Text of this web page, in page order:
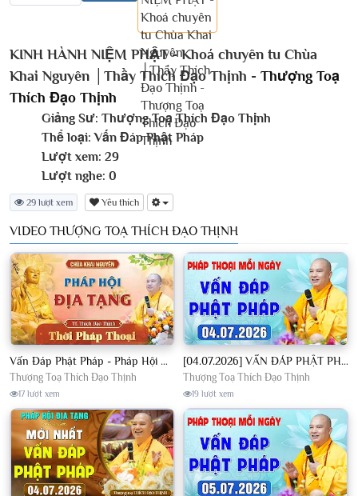
KINH HÀNH NIỆM PHẬT - Khoá chuyên tu Chùa
Khai Nguyên │Thầy Thích Đạo Thịnh - Thượng Toạ
Thích Đạo Thịnh
Giảng Sư: Thượng Toạ Thích Đạo Thịnh
Thể loại: Vấn Đáp Phật Pháp
Lượt xem: 29
Lượt nghe: 0
29 lượt xem Yêu thích
VIDEO THƯỢNG TOẠ THÍCH ĐẠO THỊNH
Vấn Đáp Phật Pháp - Pháp Hội Địa Tạng Ngày 01/08/2026│TT. Thích Đạo Thịnh
Thượng Toạ Thích Đạo Thịnh
17 lượt xem
[04.07.2026] VẤN ĐÁP PHẬT PHÁP - Nghe Thầy giảng Pháp mỗi ngày CÔNG ĐỨC VÔ LƯỢNG│TT. Thích Đạo Thịnh
Thượng Toạ Thích Đạo Thịnh
19 lượt xem